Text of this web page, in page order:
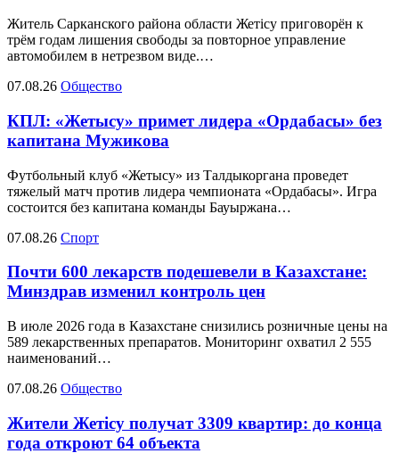
Житель Сарканского района области Жетісу приговорён к
трём годам лишения свободы за повторное управление
автомобилем в нетрезвом виде.…
07.08.26 Общество
КПЛ: «Жетысу» примет лидера «Ордабасы» без
капитана Мужикова
Футбольный клуб «Жетысу» из Талдыкоргана проведет
тяжелый матч против лидера чемпионата «Ордабасы». Игра
состоится без капитана команды Бауыржана…
07.08.26 Спорт
Почти 600 лекарств подешевели в Казахстане:
Минздрав изменил контроль цен
В июле 2026 года в Казахстане снизились розничные цены на
589 лекарственных препаратов. Мониторинг охватил 2 555
наименований…
07.08.26 Общество
Жители Жетісу получат 3309 квартир: до конца
года откроют 64 объекта